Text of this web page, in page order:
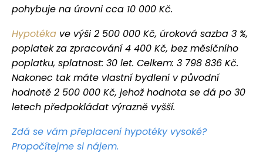
pohybuje na úrovni cca 10 000 Kč.
Hypotéka ve výši 2 500 000 Kč, úroková sazba 3 %,
poplatek za zpracování 4 400 Kč, bez měsíčního
poplatku, splatnost: 30 let. Celkem: 3 798 836 Kč.
Nakonec tak máte vlastní bydlení v původní
hodnotě 2 500 000 Kč, jehož hodnota se dá po 30
letech předpokládat výrazně vyšší.
Zdá se vám přeplacení hypotéky vysoké?
Propočítejme si nájem.